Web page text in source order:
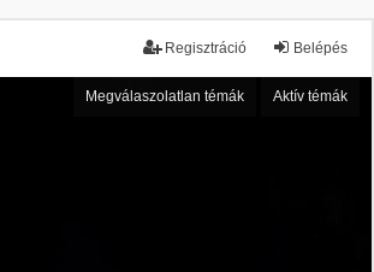
Belépés
Regisztráció
Megválaszolatlan témák Aktív témák